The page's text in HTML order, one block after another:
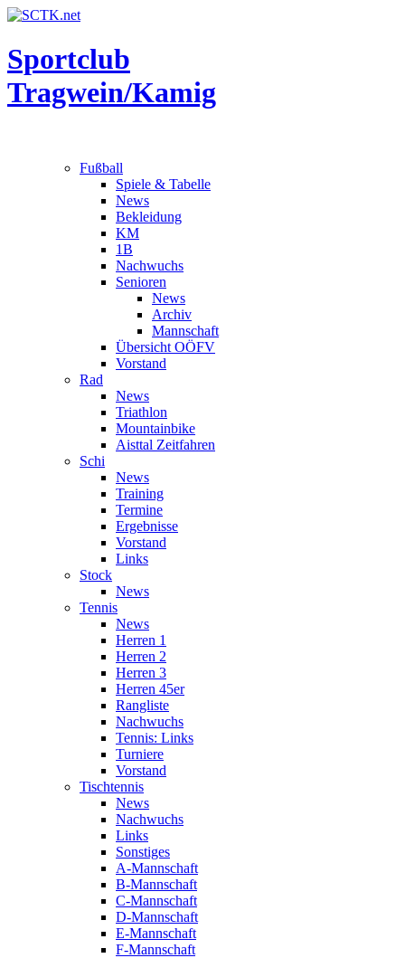
Sportclub
Tragwein/Kamig
Fußball
Spiele & Tabelle
News
Bekleidung
KM
1B
Nachwuchs
Senioren
News
Archiv
Mannschaft
Übersicht OÖFV
Vorstand
Rad
News
Triathlon
Mountainbike
Aisttal Zeitfahren
Schi
News
Training
Termine
Ergebnisse
Vorstand
Links
Stock
News
Tennis
News
Herren 1
Herren 2
Herren 3
Herren 45er
Rangliste
Nachwuchs
Tennis: Links
Turniere
Vorstand
Tischtennis
News
Nachwuchs
Links
Sonstiges
A-Mannschaft
B-Mannschaft
C-Mannschaft
D-Mannschaft
E-Mannschaft
F-Mannschaft